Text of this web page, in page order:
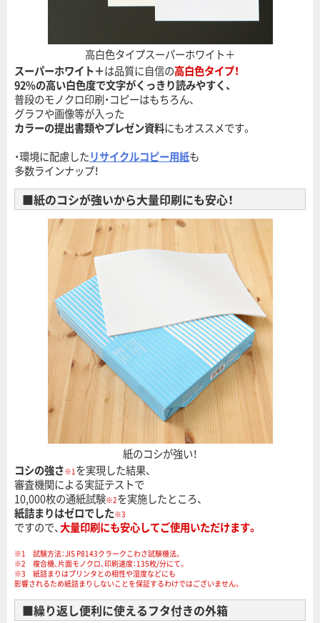
高白色タイプスーパーホワイト＋
スーパーホワイト＋は品質に自信の高白色タイプ！
92%の高い白色度で文字がくっきり読みやすく、
普段のモノクロ印刷・コピーはもちろん、
グラフや画像等が入った
カラーの提出書類やプレゼン資料にもオススメです。
・環境に配慮したリサイクルコピー用紙も
多数ラインナップ！
■紙のコシが強いから大量印刷にも安心！
紙のコシが強い！
コシの強さ※1を実現した結果、
審査機関による実証テストで
10,000枚の通紙試験※2を実施したところ、
紙詰まりはゼロでした※3
ですので、大量印刷にも安心してご使用いただけます。
※1 試験方法：JIS P8143クラークこわさ試験機法。
※2 複合機、片面モノクロ、印刷速度：135枚/分にて。
※3 紙詰まりはプリンタとの相性や湿度などにも
影響されるため紙詰まりしないことを保証するわけではございません。
■繰り返し便利に使えるフタ付きの外箱